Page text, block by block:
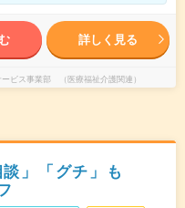
詳しく見る
ビス事業部 （医療福祉介護関連）
」「グチ」も